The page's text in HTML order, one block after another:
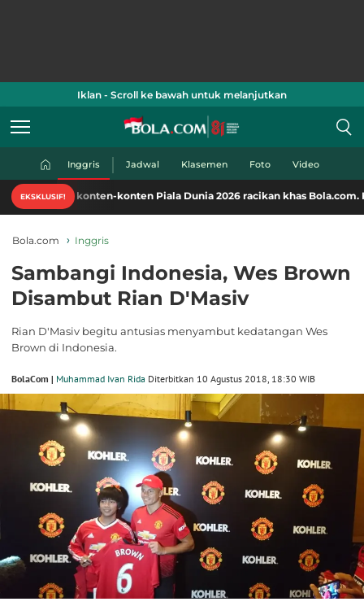
Iklan - Scroll ke bawah untuk melanjutkan
Inggris Jadwal Klasemen Foto Video
EKSKLUSIF!
konten-konten Piala Dunia 2026 racikan khas Bola.com. Klik di sini!
Bola.com Inggris
Sambangi Indonesia, Wes Brown
Disambut Rian D'Masiv
Rian D'Masiv begitu antusias menyambut kedatangan Wes
Brown di Indonesia.
BolaCom | Muhammad Ivan Rida Diterbitkan 10 Agustus 2018, 18:30 WIB